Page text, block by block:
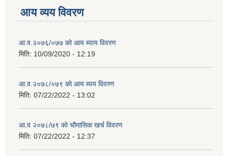
आय व्यय विवरण
आ.व.२०७६/०७७ को आय ब्याय विवरण
मिति: 10/09/2020 - 12:19
आ.व.२०७८/०७९ को आय ब्यय विवरण
मिति: 07/22/2022 - 13:02
आ.व २०७८/७९ को चौमासिक खर्च विवरण
मिति: 07/22/2022 - 12:37